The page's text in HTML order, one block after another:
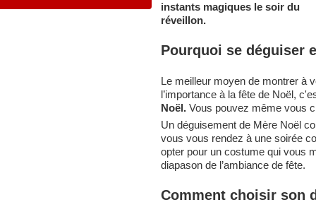
instants magiques le soir du
réveillon.
Pourquoi se déguiser
Le meilleur moyen de montrer à
l’importance à la fête de Noël,
Noël. Vous pouvez même vous
Un déguisement de Mère Noël
vous vous rendez à une soirée
opter pour un costume qui vous
diapason de l’ambiance de fête.
Comment choisir son